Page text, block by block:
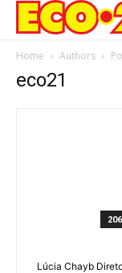
Home Authors
eco21
Lúcia Chayb